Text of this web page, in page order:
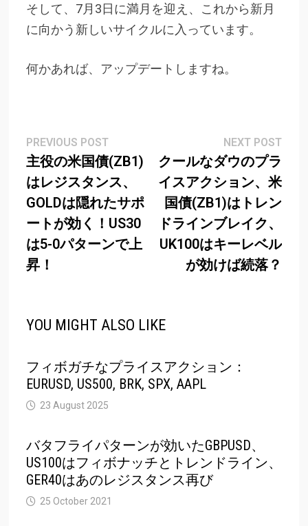
そして、7月3日に満月を迎え、これから新月
に向かう新しいサイクルに入っています。
何かあれば、アップデートしますね。
Post
navigation
PREVIOUS POSTPrevious
post:
主役の米国債(ZB1)
はレジスタンス、
GOLDは隠れたサポ
ートが効く！US30
は5-0パターンで上
昇！
NEXT POSTNext
クールなダウのプラ
イスアクション、米
国債(ZB1)はトレン
ドラインブレイク、
UK100はキーレベル
が効けば続落？
YOU MIGHT ALSO LIKE
フィボガチなプライスアクション：
EURUSD, US500, BRK, SPX, AAPL
23 August 2025
バタフライパターンが効いたGBPUSD、
US100はフィボナッチとトレンドライン、
GER40はあのレジスタンス再び
25 October 2021